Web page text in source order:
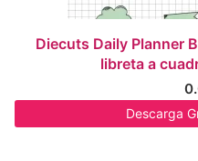
Diecuts Daily Planner
libreta a
Descarga